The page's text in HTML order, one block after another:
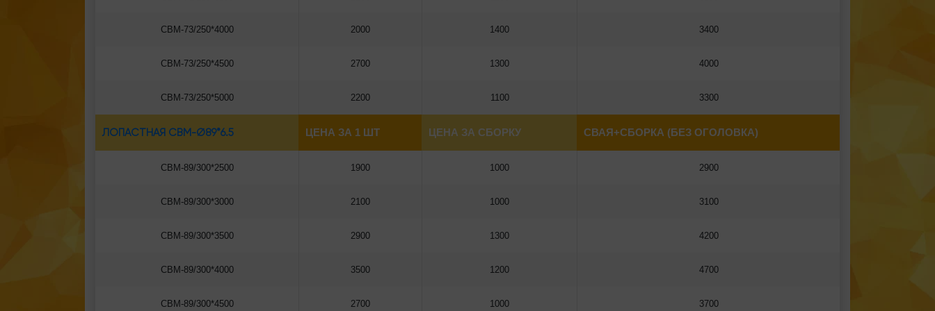
СВМ-73/250*4000 2000 1400 3400
СВМ-73/250*4500 2700 1300 4000
СВМ-73/250*5000 2200 1100 3300
ЛОПАСТНАЯ СВМ-Ø89*6.5 ЦЕНА ЗА 1 ШТ ЦЕНА ЗА СБОРКУ СВАЯ+СБОРКА (БЕЗ ОГОЛОВКА)
СВМ-89/300*2500 1900 1000 2900
СВМ-89/300*3000 2100 1000 3100
СВМ-89/300*3500 2900 1300 4200
СВМ-89/300*4000 3500 1200 4700
СВМ-89/300*4500 2700 1000 3700